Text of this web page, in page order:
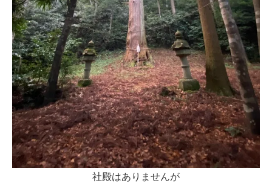
社殿はありませんが